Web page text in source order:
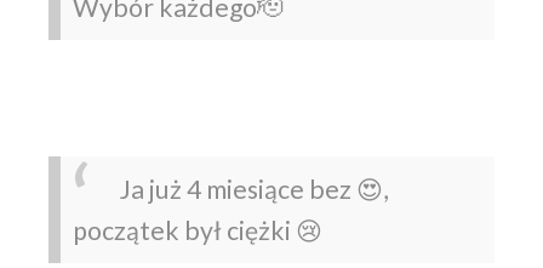
Wybór każdego🫡
Ja już 4 miesiące bez 😍,
początek był ciężki 😢